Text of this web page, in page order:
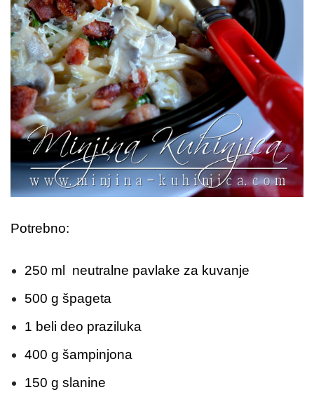
Potrebno:
250 ml neutralne pavlake za kuvanje
500 g špageta
1 beli deo praziluka
400 g šampinjona
150 g slanine